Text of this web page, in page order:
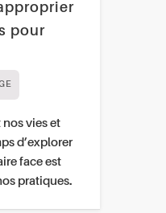
pour
nos vies et
d’explorer
face est
pratiques.